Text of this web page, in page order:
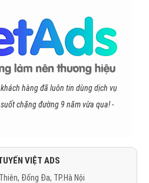
hàng đã luôn tin dùng dịch vụ
chặng đường 9 năm vừa qua! -
VIỆT ADS
Đống Đa, TP.Hà Nội